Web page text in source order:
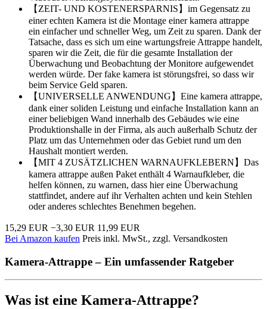
【ZEIT- UND KOSTENERSPARNIS】im Gegensatz zu
einer echten Kamera ist die Montage einer kamera attrappe
ein einfacher und schneller Weg, um Zeit zu sparen. Dank der
Tatsache, dass es sich um eine wartungsfreie Attrappe handelt,
sparen wir die Zeit, die für die gesamte Installation der
Überwachung und Beobachtung der Monitore aufgewendet
werden würde. Der fake kamera ist störungsfrei, so dass wir
beim Service Geld sparen.
【UNIVERSELLE ANWENDUNG】Eine kamera attrappe,
dank einer soliden Leistung und einfache Installation kann an
einer beliebigen Wand innerhalb des Gebäudes wie eine
Produktionshalle in der Firma, als auch außerhalb Schutz der
Platz um das Unternehmen oder das Gebiet rund um den
Haushalt montiert werden.
【MIT 4 ZUSÄTZLICHEN WARNAUFKLEBERN】Das
kamera attrappe außen Paket enthält 4 Warnaufkleber, die
helfen können, zu warnen, dass hier eine Überwachung
stattfindet, andere auf ihr Verhalten achten und kein Stehlen
oder anderes schlechtes Benehmen begehen.
15,29 EUR −3,30 EUR 11,99 EUR
Bei Amazon kaufen Preis inkl. MwSt., zzgl. Versandkosten
Kamera-Attrappe – Ein umfassender Ratgeber
Was ist eine Kamera-Attrappe?